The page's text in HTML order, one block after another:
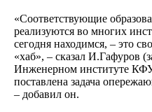
«Соответствующие
реализуются во многих
сегодня находимся, – это
«хаб», – сказал И.Гафуров
Инженерном институте
поставлена задача
– добавил он.